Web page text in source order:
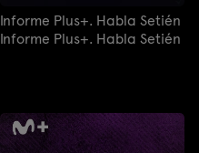
Informe Plus+. Habla Setién
Informe Plus+. Habla Setién